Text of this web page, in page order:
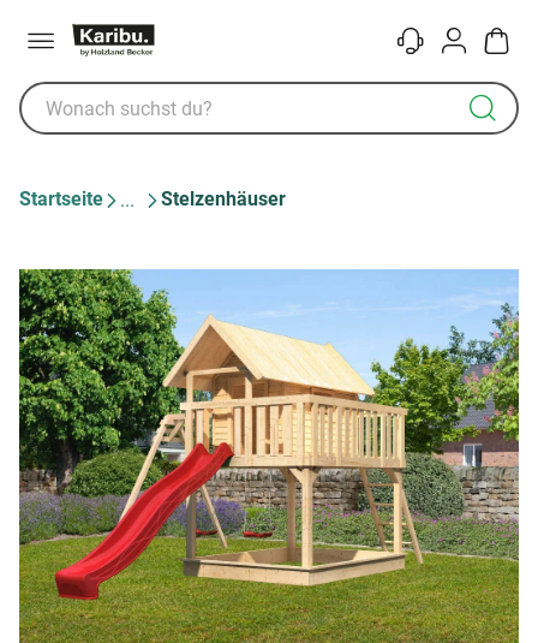
KontaktKonto
Startseite Stelzenhäuser